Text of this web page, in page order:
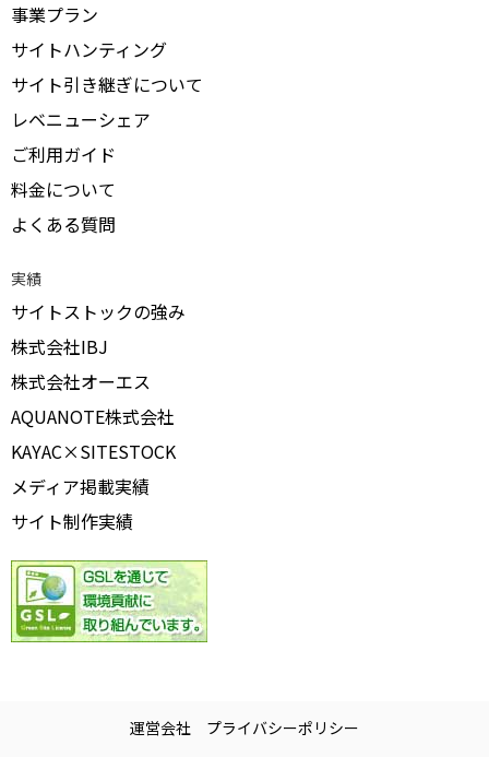
事業プラン
サイトハンティング
サイト引き継ぎについて
レベニューシェア
ご利用ガイド
料金について
よくある質問
実績
サイトストックの強み
株式会社IBJ
株式会社オーエス
AQUANOTE株式会社
KAYAC×SITESTOCK
メディア掲載実績
サイト制作実績
運営会社 プライバシーポリシー